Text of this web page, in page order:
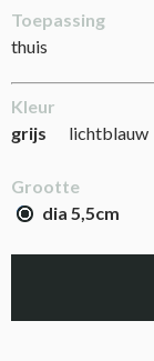
Toepassing
thuis
Kleur
grijs
lichtblauw
Grootte
dia 5,5cm